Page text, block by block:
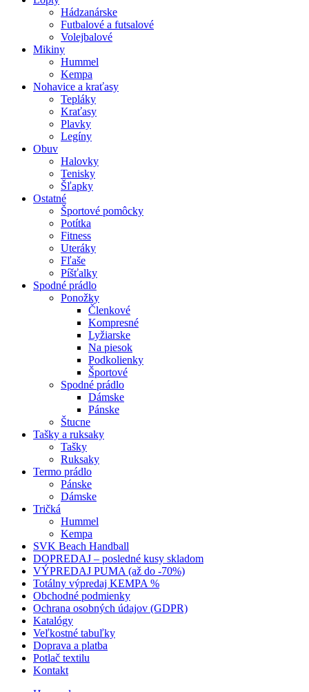
Hádzanárske
Futbalové a futsalové
Volejbalové
Mikiny
Hummel
Kempa
Nohavice a kraťasy
Tepláky
Kraťasy
Plavky
Legíny
Obuv
Halovky
Tenisky
Šľapky
Ostatné
Športové pomôcky
Potítka
Fitness
Uteráky
Fľaše
Píšťalky
Spodné prádlo
Ponožky
Členkové
Kompresné
Lyžiarske
Na piesok
Podkolienky
Športové
Spodné prádlo
Dámske
Pánske
Štucne
Tašky a ruksaky
Tašky
Ruksaky
Termo prádlo
Pánske
Dámske
Tričká
Hummel
Kempa
SVK Beach Handball
DOPREDAJ – posledné kusy skladom
VÝPREDAJ PUMA (až do -70%)
Totálny výpredaj KEMPA %
Obchodné podmienky
Ochrana osobných údajov (GDPR)
Katalógy
Veľkostné tabuľky
Doprava a platba
Potlač textilu
Kontakt